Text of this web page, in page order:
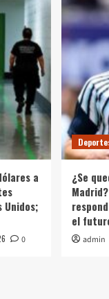
a
Unidos;
0
¿Se
Madrid?
el
admin